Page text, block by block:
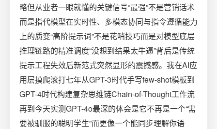
略但从业者一眼就懂的关键信号“最强”不是营销话术
而是指代模型在实时性、多模态协同与指令遵循能力
上的质变“高阶提示词”不是花哨技巧而是对模型底层
推理链路的精准调度“没想到结果太牛逼”背后是传统
提示工程失效后新范式突然显形的震撼感。我在AI应
用层摸爬滚打七年从GPT-3时代手写few-shot模板到
GPT-4时代构建复杂思维链Chain-of-Thought工作流
再到今天实测GPT-4o最深的体会是它不再是一个“需
要被驯服的聪明学生”而更像一个能同步理解你语